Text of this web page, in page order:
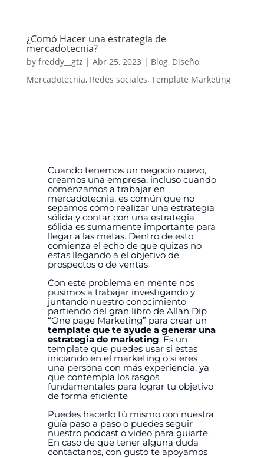
¿Comó Hacer una estrategia de
mercadotecnia?
by freddy__gtz | Abr 25, 2023 | Blog, Diseño,
Mercadotecnia, Redes sociales, Template Marketing
Cuando tenemos un negocio nuevo,
creamos una empresa, incluso cuando
comenzamos a trabajar en
mercadotecnia, es común que no
sepamos cómo realizar una estrategia
sólida y contar con una estrategia
sólida es sumamente importante para
llegar a las metas. Dentro de esto
comienza el echo de que quizas no
estas llegando a el objetivo de
prospectos o de ventas
Con este problema en mente nos
pusimos a trabajar investigando y
juntando nuestro conocimiento
partiendo del gran libro de Allan Dip
“One page Marketing” para crear un
template que te ayude a generar una
estrategia de marketing. Es un
template que puedes usar si estas
iniciando en el marketing o si eres
una persona con más experiencia, ya
que contempla los rasgos
fundamentales para lograr tu objetivo
de forma eficiente
Puedes hacerlo tú mismo con nuestra
guía paso a paso o puedes seguir
nuestro podcast o video para guiarte.
En caso de que tener alguna duda
contáctanos, con gusto te apoyamos